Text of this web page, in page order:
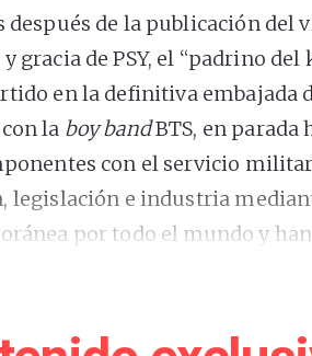
después de la publicación del
gracia de PSY, el “padrino del
en la definitiva embajada
la boy bandBTS, en parada
con el servicio
legislación e industria
por todo el mundo y
o sintetizar un poco su breve